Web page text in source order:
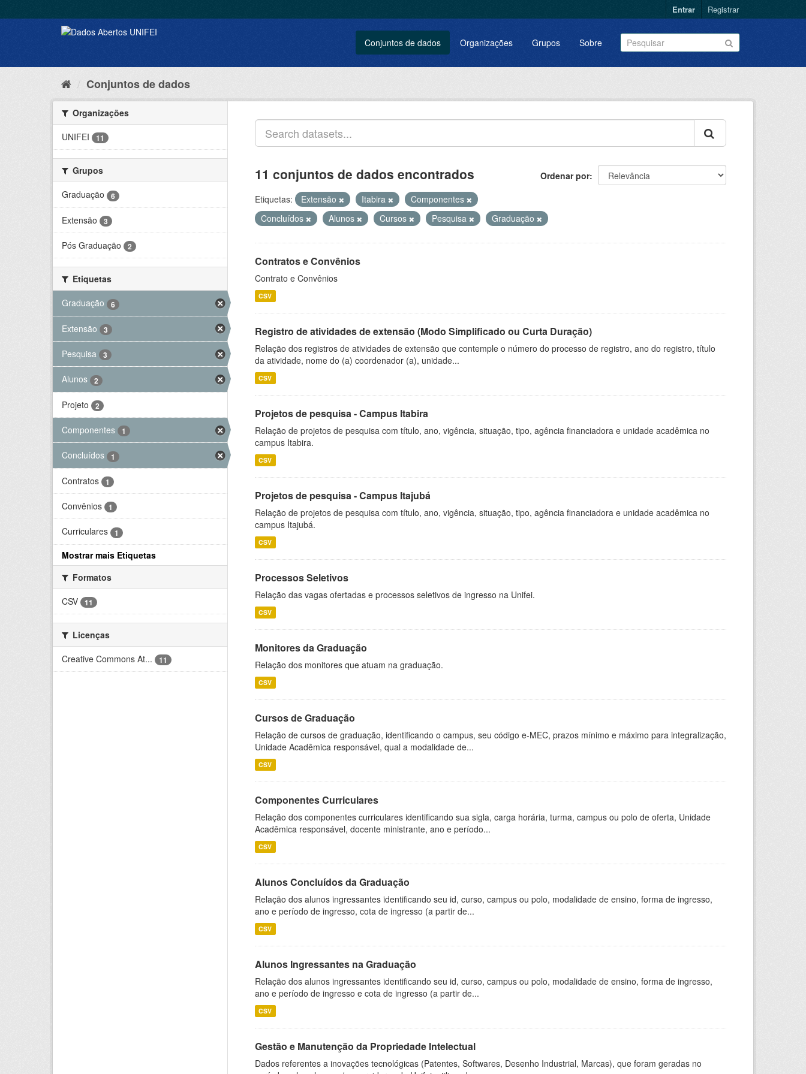
Entrar Registrar
Conjuntos de dados Organizações Grupos Sobre
Conjuntos de dados
Organizações
UNIFEI
11
Grupos
Graduação
6
Extensão 3
Pós Graduação 2
Etiquetas
Graduação
6
Extensão 3
Pesquisa 3
Alunos 2
Projeto 2
Componentes 1
Concluídos 1
Contratos 1
Convênios 1
Curriculares 1
Mostrar mais Etiquetas
Formatos
CSV
11
Licenças
Creative Commons At...
11
Ordenar por
11 conjuntos de dados encontrados
Etiquetas: Extensão Itabira
Componentes
Concluídos
Alunos Cursos Pesquisa Graduação
Contratos e Convênios
Contrato e Convênios
CSV
Registro de atividades de extensão (Modo Simplificado ou Curta Duração)
Relação dos registros de atividades de extensão que contemple o número do processo de registro, ano do registro, título
da atividade, nome do (a) coordenador (a), unidade...
CSV
Projetos de pesquisa - Campus Itabira
Relação de projetos de pesquisa com título, ano, vigência, situação, tipo, agência financiadora e unidade acadêmica no
campus Itabira.
CSV
Projetos de pesquisa - Campus Itajubá
Relação de projetos de pesquisa com título, ano, vigência, situação, tipo, agência financiadora e unidade acadêmica no
campus Itajubá.
CSV
Processos Seletivos
Relação das vagas ofertadas e processos seletivos de ingresso na Unifei.
CSV
Monitores da Graduação
Relação dos monitores que atuam na graduação.
CSV
Cursos de Graduação
Relação de cursos de graduação, identificando o campus, seu código e-MEC, prazos mínimo e máximo para integralização,
Unidade Acadêmica responsável, qual a modalidade de...
CSV
Componentes Curriculares
Relação dos componentes curriculares identificando sua sigla, carga horária, turma, campus ou polo de oferta, Unidade
Acadêmica responsável, docente ministrante, ano e período...
CSV
Alunos Concluídos da Graduação
Relação dos alunos ingressantes identificando seu id, curso, campus ou polo, modalidade de ensino, forma de ingresso,
ano e período de ingresso, cota de ingresso (a partir de...
CSV
Alunos Ingressantes na Graduação
Relação dos alunos ingressantes identificando seu id, curso, campus ou polo, modalidade de ensino, forma de ingresso,
ano e período de ingresso e cota de ingresso (a partir de...
CSV
Gestão e Manutenção da Propriedade Intelectual
Dados referentes a inovações tecnológicas (Patentes, Softwares, Desenho Industrial, Marcas), que foram geradas no